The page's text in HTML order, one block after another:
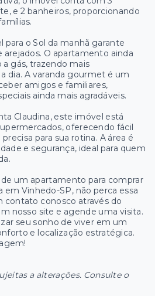
e 2 banheiros, proporcionando
para o Sol da manhã garante
O apartamento ainda
gás, trazendo mais
dia. A varanda gourmet é um
amigos e familiares,
ainda mais agradáveis.
Claudina, este imóvel está
oferecendo fácil
para sua rotina. A área é
e segurança, ideal para quem
um apartamento para comprar
em Vinhedo-SP, não perca essa
contato conosco através do
nosso site e agende uma visita.
seu sonho de viver em um
e localização estratégica.
a alterações. Consulte o